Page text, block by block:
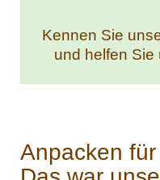
Kennen Sie
und helfen Sie
Anpacken